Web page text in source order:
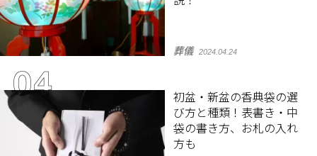
葬儀 2024.04.24
初盆・新盆の香典袋の選
び方と種類！表書き・中
袋の書き方、お札の入れ
方も